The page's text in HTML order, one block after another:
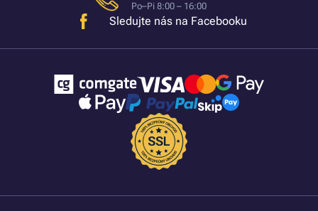
Po–Pi 8:00 – 16:00
Sledujte nás na Facebooku